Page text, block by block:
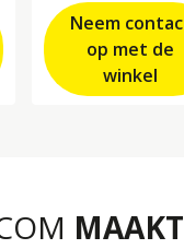
Neem
op met de
winkel